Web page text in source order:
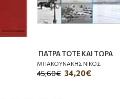
ΠΑΤΡΑ ΤΟΤΕ ΚΑΙ ΤΩΡΑ
ΜΠΑΚΟΥΝΑΚΗΣ ΝΙΚΟΣ
34,20€
45,60€